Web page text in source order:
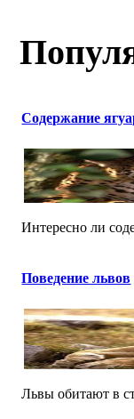
Содержание
Интересно ли
Поведение львов
Львы обитают в